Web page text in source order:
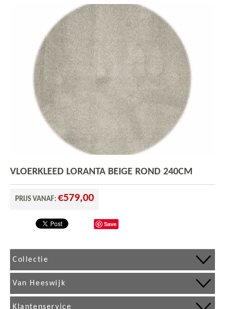
VLOERKLEED LORANTA BEIGE ROND 240CM
PRIJS VANAF: €579,00
Save
Collectie
Van Heeswijk
Klantenservice